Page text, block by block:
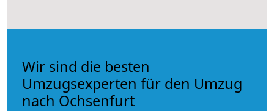
Wir sind die besten
Umzugsexperten für den Umzug
nach Ochsenfurt